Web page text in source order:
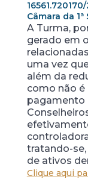
Câmara da
A Turma,
gerado em
uma vez
além da
como não
pagamento
tratando-
de ativos
Clique aqui